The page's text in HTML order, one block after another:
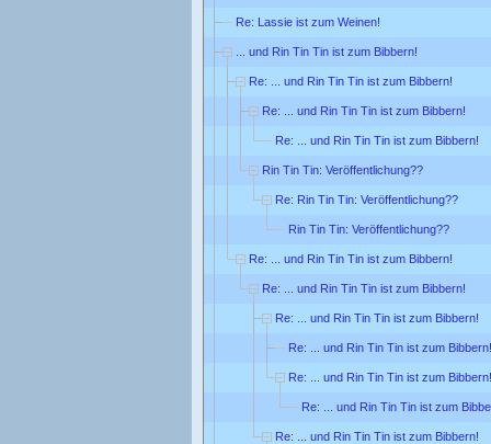
Re: Lassie ist zum Weinen!
... und Rin Tin Tin ist zum Bibbern!
Re: ... und Rin Tin Tin ist zum Bibbern!
Re: ... und Rin Tin Tin ist zum Bibbern!
Re: ... und Rin Tin Tin ist zum Bibbern!
Rin Tin Tin: Veröffentlichung??
Re: Rin Tin Tin: Veröffentlichung??
Rin Tin Tin: Veröffentlichung??
Re: ... und Rin Tin Tin ist zum Bibbern!
Re: ... und Rin Tin Tin ist zum Bibbern!
Re: ... und Rin Tin Tin ist zum Bibbern!
Re: ... und Rin Tin Tin ist zum Bibbern!
Re: ... und Rin Tin Tin ist zum Bibbern!
Re: ... und Rin Tin Tin ist zum
Re: ... und Rin Tin Tin ist zum Bibbern!